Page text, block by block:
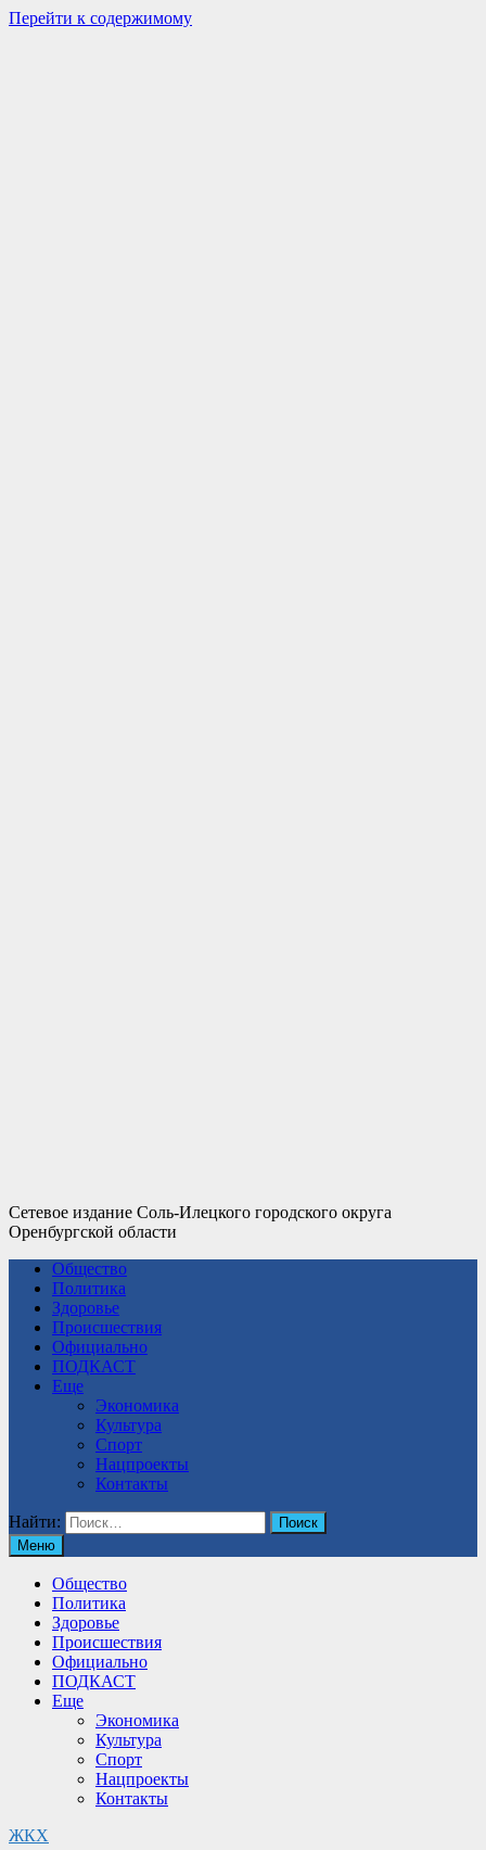
Перейти к содержимому
Сетевое издание Соль-Илецкого городского округа
Оренбургской области
Общество
Политика
Здоровье
Происшествия
Официально
ПОДКАСТ
Еще
Экономика
Культура
Спорт
Нацпроекты
Контакты
Найти:
Меню
Общество
Политика
Здоровье
Происшествия
Официально
ПОДКАСТ
Еще
Экономика
Культура
Спорт
Нацпроекты
Контакты
ЖКХ